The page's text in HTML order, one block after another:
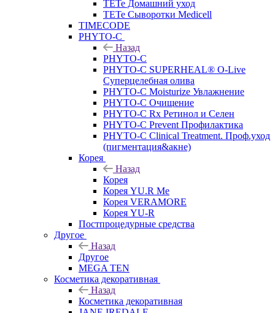
TETe Домашний уход
TETe Сыворотки Medicell
TIMECODE
PHYTO-C
Назад
PHYTO-C
PHYTO-C SUPERHEAL® O-Live
Суперцелебная олива
PHYTO-C Moisturize Увлажнение
PHYTO-C Очищение
PHYTO-C Rx Ретинол и Селен
PHYTO-C Prevent Профилактика
PHYTO-C Clinical Treatment. Проф.уход
(пигментация&акне)
Корея
Назад
Корея
Корея YU.R Me
Корея VERAMORE
Корея YU-R
Постпроцедурные средства
Другое
Назад
Другое
MEGA TEN
Косметика декоративная
Назад
Косметика декоративная